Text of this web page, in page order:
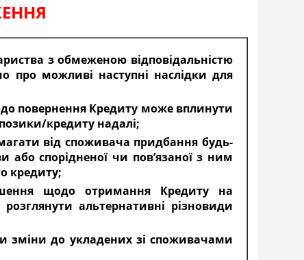
з обмеженою відповідальністю
про можливі наступні наслідки для
повернення Кредиту може вплинути
кредиту надалі;
від споживача придбання будь-
або спорідненої чи пов’язаної з ним
кредиту;
щодо отримання Кредиту на
альтернативні різновиди
зміни до укладених зі споживачами